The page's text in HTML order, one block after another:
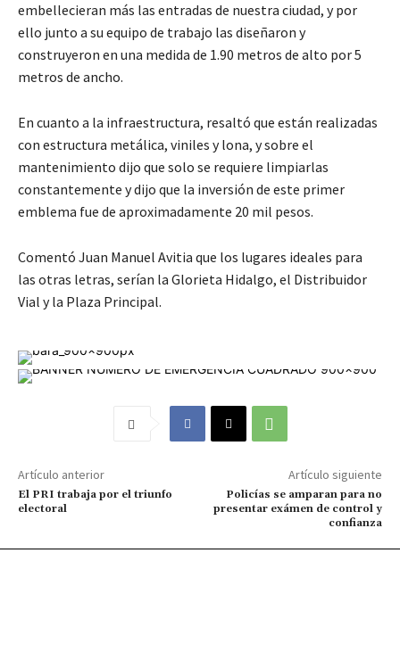
embellecieran más las entradas de nuestra ciudad, y por
ello junto a su equipo de trabajo las diseñaron y
construyeron en una medida de 1.90 metros de alto por 5
metros de ancho.
En cuanto a la infraestructura, resaltó que están realizadas
con estructura metálica, viniles y lona, y sobre el
mantenimiento dijo que solo se requiere limpiarlas
constantemente y dijo que la inversión de este primer
emblema fue de aproximadamente 20 mil pesos.
Comentó Juan Manuel Avitia que los lugares ideales para
las otras letras, serían la Glorieta Hidalgo, el Distribuidor
Vial y la Plaza Principal.
Artículo anterior
El PRI trabaja por el triunfo
electoral
Artículo siguiente
Policías se amparan para no
presentar exámen de control y
confianza